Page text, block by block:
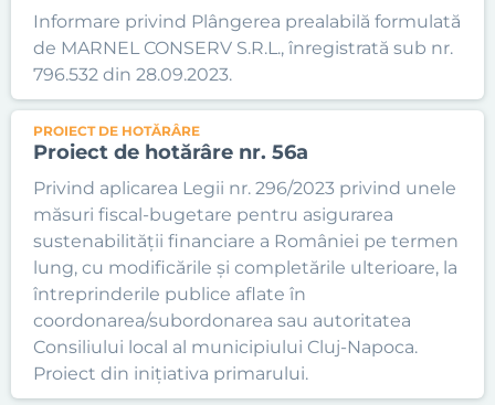
Informare privind Plângerea prealabilă formulată
de MARNEL CONSERV S.R.L., înregistrată sub nr.
796.532 din 28.09.2023.
PROIECT DE HOTĂRÂRE
Proiect de hotărâre nr. 56a
Privind aplicarea Legii nr. 296/2023 privind unele
măsuri fiscal-bugetare pentru asigurarea
sustenabilității financiare a României pe termen
lung, cu modificările și completările ulterioare, la
întreprinderile publice aflate în
coordonarea/subordonarea sau autoritatea
Consiliului local al municipiului Cluj-Napoca.
Proiect din inițiativa primarului.